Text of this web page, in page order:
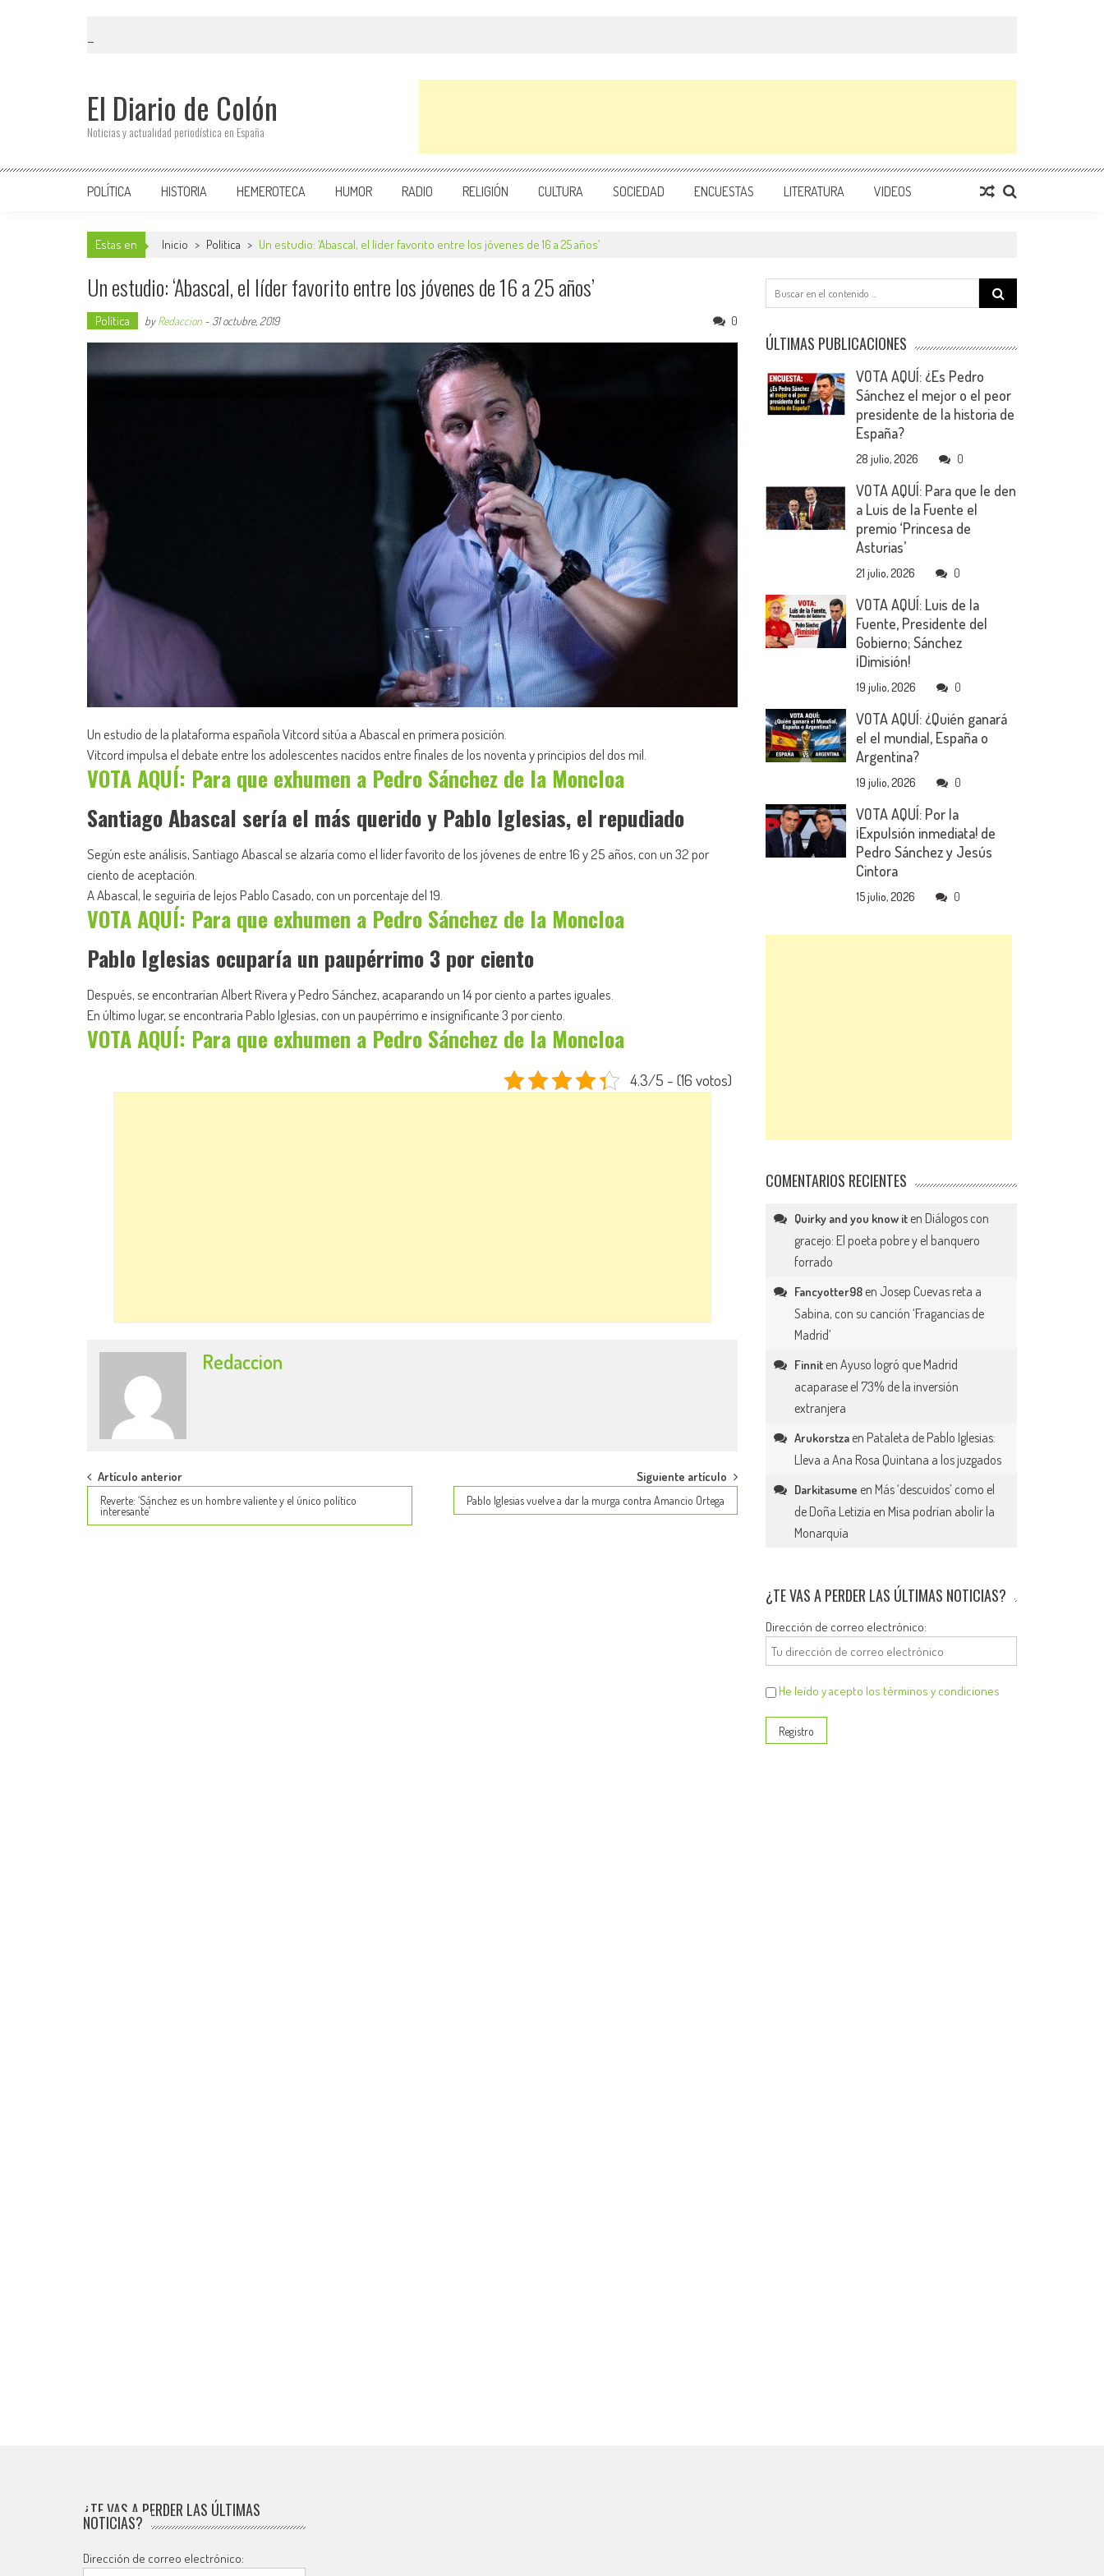
El Diario de Colón
Noticias y actualidad periodística en España
POLÍTICA HISTORIA HEMEROTECA HUMOR RADIO RELIGIÓN CULTURA SOCIEDAD ENCUESTAS LITERATURA VIDEOS
Estas en Inicio > Política > Un estudio: ‘Abascal, el líder favorito entre los jóvenes de 16 a 25 años’
Un estudio: ‘Abascal, el líder favorito entre los jóvenes de 16 a 25 años’
Política byRedaccion - 31 octubre, 2019 0
Un estudio de la plataforma española Vitcord sitúa a Abascal en primera posición.
Vitcord impulsa el debate entre los adolescentes nacidos entre finales de los noventa y principios del dos mil.
VOTA AQUÍ: Para que exhumen a Pedro Sánchez de la Moncloa
Santiago Abascal sería el más querido y Pablo Iglesias, el repudiado
Según este análisis, Santiago Abascal se alzaría como el líder favorito de los jóvenes de entre 16 y 25 años, con un 32 por
ciento de aceptación.
A Abascal, le seguiría de lejos Pablo Casado, con un porcentaje del 19.
VOTA AQUÍ: Para que exhumen a Pedro Sánchez de la Moncloa
Pablo Iglesias ocuparía un paupérrimo 3 por ciento
Después, se encontrarían Albert Rivera y Pedro Sánchez, acaparando un 14 por ciento a partes iguales.
En último lugar, se encontraría Pablo Iglesias, con un paupérrimo e insignificante 3 por ciento.
VOTA AQUÍ: Para que exhumen a Pedro Sánchez de la Moncloa
4.3/5 - (16 votos)
Redaccion
Post
navigation
Artículo anterior
Reverte: ‘Sánchez es un hombre valiente y el único político
interesante’
Siguiente artículo
Pablo Iglesias vuelve a dar la murga contra Amancio Ortega
Search
for:
ÚLTIMAS PUBLICACIONES
VOTA AQUÍ: ¿Es Pedro
Sánchez el mejor o el peor
presidente de la historia de
España?
28 julio, 2026 0
VOTA AQUÍ: Para que le den
a Luis de la Fuente el
premio ‘Princesa de
Asturias’
21 julio, 2026 0
VOTA AQUÍ: Luis de la
Fuente, Presidente del
Gobierno; Sánchez
¡Dimisión!
19 julio, 2026 0
VOTA AQUÍ: ¿Quién ganará
el el mundial, España o
Argentina?
19 julio, 2026 0
VOTA AQUÍ: Por la
¡Expulsión inmediata! de
Pedro Sánchez y Jesús
Cintora
15 julio, 2026 0
COMENTARIOS RECIENTES
Quirky and you know it en Diálogos con
gracejo: El poeta pobre y el banquero
forrado
Fancyotter98 en Josep Cuevas reta a
Sabina, con su canción ‘Fragancias de
Madrid’
Finnit enAyuso logró que Madrid
acaparase el 73% de la inversión
extranjera
Arukorstza en Pataleta de Pablo Iglesias:
Lleva a Ana Rosa Quintana a los juzgados
Darkitasume en Más ‘descuidos’ como el
de Doña Letizia en Misa podrían abolir la
Monarquía
¿TE VAS A PERDER LAS ÚLTIMAS NOTICIAS?
Dirección de correo electrónico:
He leído y acepto los términos y condiciones
¿TE VAS A PERDER LAS ÚLTIMAS
NOTICIAS?
Dirección de correo electrónico: